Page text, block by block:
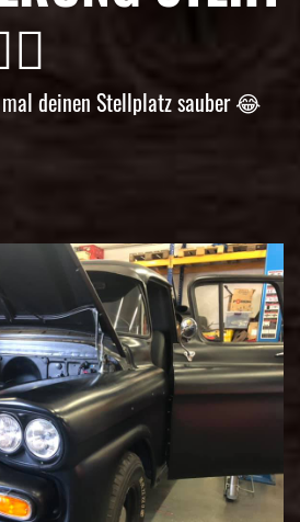
deinen Stellplatz sauber 😂